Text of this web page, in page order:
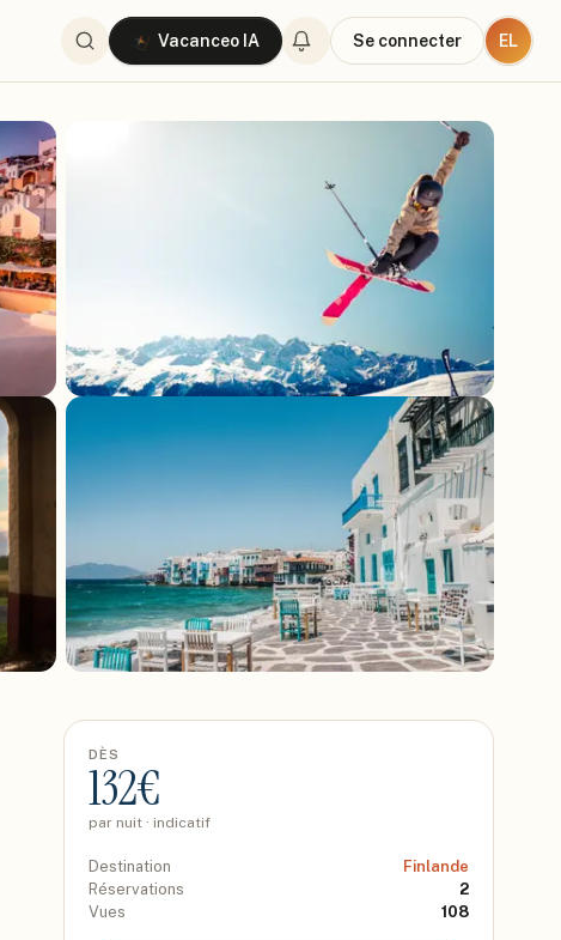
Vacanceo IA Se connecter EL
DÈS
132€
par nuit · indicatif
Destination
Finlande
Réservations
2
Vues
108